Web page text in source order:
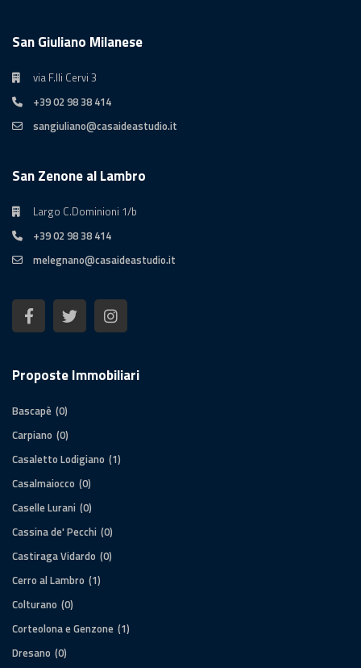
San Giuliano Milanese
via F.lli Cervi 3
+39 02 98 38 414
sangiuliano@casaideastudio.it
San Zenone al Lambro
Largo C.Dominioni 1/b
+39 02 98 38 414
melegnano@casaideastudio.it
Proposte Immobiliari
Bascapè (0)
Carpiano (0)
Casaletto Lodigiano (1)
Casalmaiocco (0)
Caselle Lurani (0)
Cassina de' Pecchi (0)
Castiraga Vidardo (0)
Cerro al Lambro (1)
Colturano (0)
Corteolona e Genzone (1)
Dresano (0)